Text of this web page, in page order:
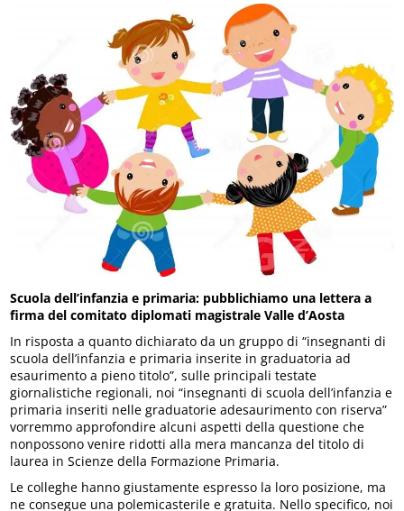
Scuola dell’infanzia e primaria: pubblichiamo una lettera a
firma del comitato diplomati magistrale Valle d’Aosta
In risposta a quanto dichiarato da un gruppo di “insegnanti di
scuola dell’infanzia e primaria inserite in graduatoria ad
esaurimento a pieno titolo”, sulle principali testate
giornalistiche regionali, noi “insegnanti di scuola dell’infanzia e
primaria inseriti nelle graduatorie adesaurimento con riserva”
vorremmo approfondire alcuni aspetti della questione che
nonpossono venire ridotti alla mera mancanza del titolo di
laurea in Scienze della Formazione Primaria.
Le colleghe hanno giustamente espresso la loro posizione, ma
ne consegue una polemicasterile e gratuita. Nello specifico, noi